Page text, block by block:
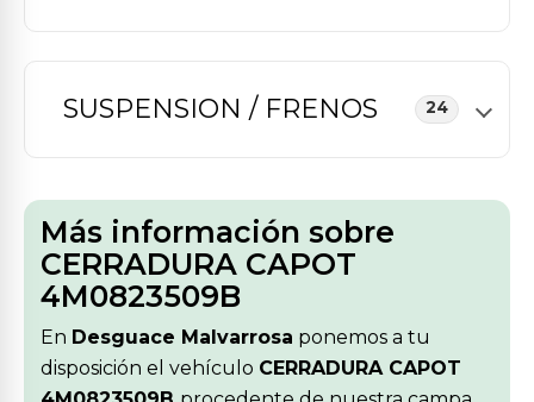
SUSPENSION / FRENOS 24
Más información sobre
CERRADURA CAPOT
4M0823509B
En Desguace Malvarrosa ponemos a tu
disposición el vehículo CERRADURA CAPOT